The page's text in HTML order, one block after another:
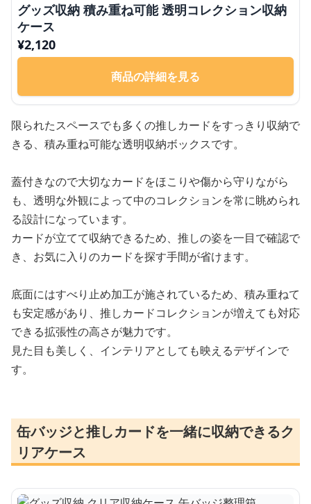
グッズ収納 積み重ね可能 透明コレクション収納
ケース
¥2,120
商品の詳細を見る
限られたスペースでも多くの推しカードをすっきり収納で
きる、積み重ね可能な透明収納ボックスです。
蓋付きなので大切なカードをほこりや傷から守りながら
も、透明な外観によって中のコレクションを常に眺められ
る設計になっています。
カードが立てて収納できるため、推しの姿を一目で確認で
き、お気に入りのカードを探す手間が省けます。
底面にはすべり止め加工が施されているため、積み重ねて
も安定感があり、推しカードコレクションが増えても対応
できる拡張性の高さが魅力です。
見た目も美しく、インテリアとしても映えるデザインで
す。
缶バッジと推しカードを一緒に収納できるク
リアケース